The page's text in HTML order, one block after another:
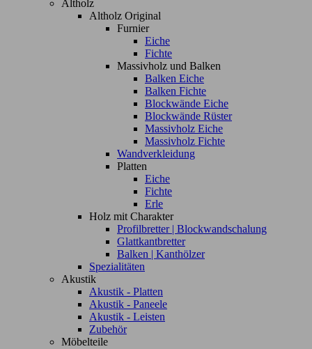
Altholz
Altholz Original
Furnier
Eiche
Fichte
Massivholz und Balken
Balken Eiche
Balken Fichte
Blockwände Eiche
Blockwände Rüster
Massivholz Eiche
Massivholz Fichte
Wandverkleidung
Platten
Eiche
Fichte
Erle
Holz mit Charakter
Profilbretter | Blockwandschalung
Glattkantbretter
Balken | Kanthölzer
Spezialitäten
Akustik
Akustik - Platten
Akustik - Paneele
Akustik - Leisten
Zubehör
Möbelteile